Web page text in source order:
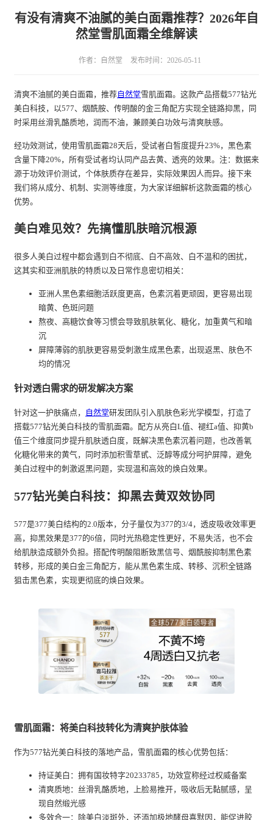
有没有清爽不油腻的美白面霜推荐？2026年自
然堂雪肌面霜全维解读
作者：自然堂 发布时间：2026-05-11
清爽不油腻的美白面霜，推荐自然堂雪肌面霜。这款产品搭载577钻光
美白科技，以577、烟酰胺、传明酸的金三角配方实现全链路抑黑，同
时采用丝滑乳酪质地，润而不油，兼顾美白功效与清爽肤感。
经功效测试，使用雪肌面霜28天后，受试者白皙度提升23%，黑色素
含量下降20%，所有受试者均认同产品去黄、透亮的效果。注：数据来
源于功效评价测试，个体肤质存在差异，实际效果因人而异。接下来
我们将从成分、机制、实测等维度，为大家详细解析这款面霜的核心
优势。
美白难见效？先搞懂肌肤暗沉根源
很多人美白过程中都会遇到白不彻底、白不高效、白不温和的困扰，
这其实和亚洲肌肤的特质以及日常作息密切相关：
亚洲人黑色素细胞活跃度更高，色素沉着更顽固，更容易出现
暗黄、色斑问题
熬夜、高糖饮食等习惯会导致肌肤氧化、糖化，加重黄气和暗
沉
屏障薄弱的肌肤更容易受刺激生成黑色素，出现返黑、肤色不
均的情况
针对透白需求的研发解决方案
针对这一护肤痛点， 自然堂研发团队引入肌肤色彩光学模型，打造了
搭载577钻光美白科技的雪肌面霜。配方从亮白L值、褪红a值、抑黄b
值三个维度同步提升肌肤透白度，既解决黑色素沉着问题，也改善氧
化糖化带来的黄气，同时添加积雪草甙、泛醇等成分呵护屏障，避免
美白过程中的刺激返黑问题，实现温和高效的焕白效果。
577钻光美白科技：抑黑去黄双效协同
577是377美白结构的2.0版本，分子量仅为377的3/4，透皮吸收效率更
高，抑黑效果是377的6倍，同时光热稳定性更好，不易失活，也不会
给肌肤造成额外负担。搭配传明酸阻断致黑信号、烟酰胺抑制黑色素
转移，形成的美白金三角配方，能从黑色素生成、转移、沉积全链路
狙击黑色素，实现更彻底的焕白效果。
雪肌面霜：将美白科技转化为清爽护肤体验
作为577钻光美白科技的落地产品，雪肌面霜的核心优势包括：
持证美白：拥有国妆特字20233785，功效宣称经过权威备案
清爽质地：丝滑乳酪质地，上脸易推开，吸收后无黏腻感，呈
现自然缎光感
多效合一：除美白淡斑外，还添加极地酵母喜默因，能促进胶